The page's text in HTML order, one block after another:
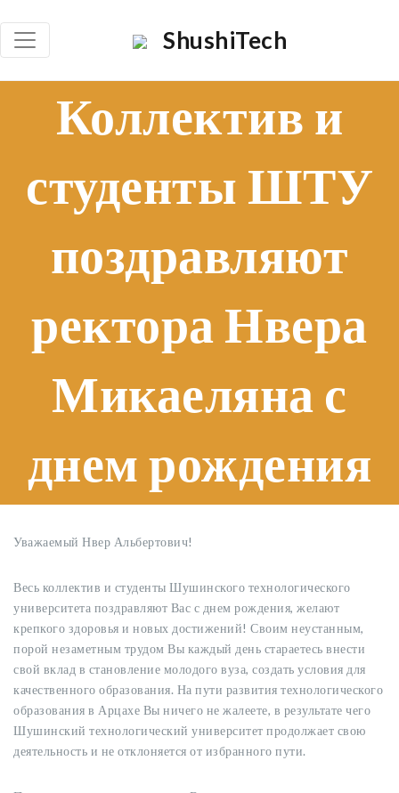
ShushiTech
Коллектив и
студенты ШТУ
поздравляют
ректора Нвера
Микаеляна с
днем рождения
Уважаемый Нвер Альбертович!
Весь коллектив и студенты Шушинского технологического
университета поздравляют Вас с днем ​​рождения, желают
крепкого здоровья и новых достижений! Своим неустанным,
порой незаметным трудом Вы каждый день стараетесь внести
свой вклад в становление молодого вуза, создать условия для
качественного образования. На пути развития технологического
образования в Арцахе Вы ничего не жалеете, в результате чего
Шушинский технологический университет продолжает свою
деятельность и не отклоняется от избранного пути.